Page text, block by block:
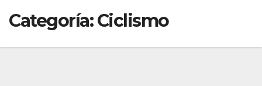
Categoría:Ciclismo